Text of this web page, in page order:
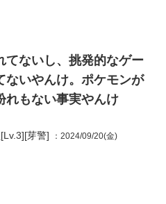
てないし、挑発的なゲー
ないやんけ。ポケモンが
れもない事実やんけ
芽警] ：2024/09/20(金)